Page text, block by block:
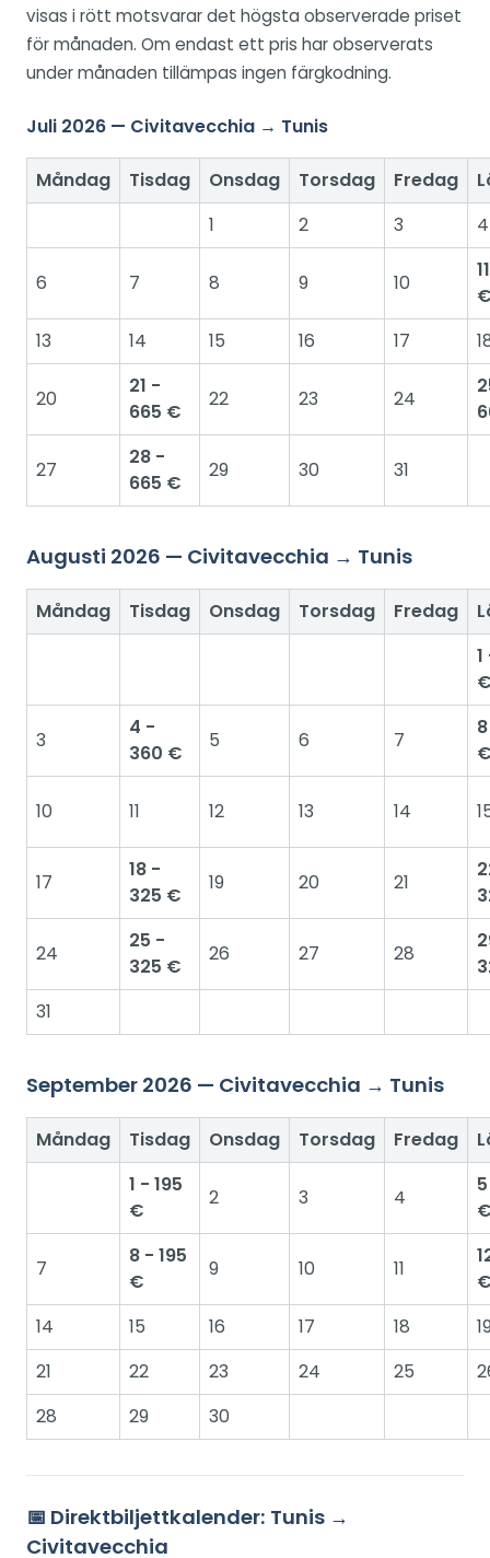
visas i rött motsvarar det högsta observerade priset
för månaden. Om endast ett pris har observerats
under månaden tillämpas ingen färgkodning.
Juli 2026 — Civitavecchia → Tunis
Måndag Tisdag Onsdag Torsdag Fredag
1
2 3 4
6 7 8 9 10
13
14 15 16 17
20
21 -
665 €
22 23 24
27
28 -
665 €
29 30 31
Augusti 2026 — Civitavecchia → Tunis
Måndag Tisdag Onsdag Torsdag Fredag
3
4 -
360 €
5 6 7
10 11 12 13 14
17
18 -
325 €
19 20 21
24
25 -
325 €
26 27 28
31
September 2026 — Civitavecchia → Tunis
Måndag Tisdag Onsdag Torsdag Fredag
1 - 195
€
2 3 4
7
8 - 195
€
9 10 11
14
15 16 17 18
21
22 23 24 25
28
29 30
📅 Direktbiljettkalender: Tunis →
Civitavecchia